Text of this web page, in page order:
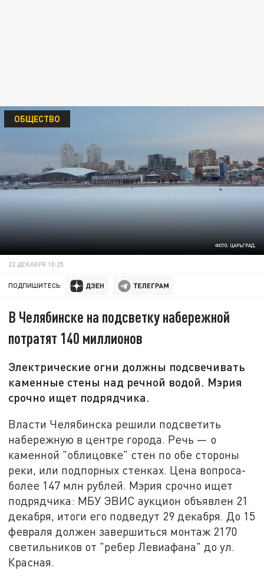
ФОТО: ЦАРЬГРАД.
ОБЩЕСТВО
22 ДЕКАБРЯ 10:25
ПОДПИШИТЕСЬ:
В Челябинске на подсветку набережной
потратят 140 миллионов
Электрические огни должны подсвечивать
каменные стены над речной водой. Мэрия
срочно ищет подрядчика.
Власти Челябинска решили подсветить
набережную в центре города. Речь — о
каменной "облицовке" стен по обе стороны
реки, или подпорных стенках. Цена вопроса-
более 147 млн рублей. Мэрия срочно ищет
подрядчика: МБУ ЭВИС аукцион объявлен 21
декабря, итоги его подведут 29 декабря. До 15
февраля должен завершиться монтаж 2170
светильников от "ребер Левиафана" до ул.
Красная.